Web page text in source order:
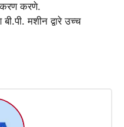
करणे.
मशीन द्वारे उच्च